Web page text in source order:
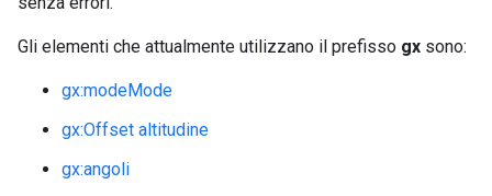
Gli elementi che attualmente utilizzano il prefisso gx sono:
gx:modeMode
gx:Offset altitudine
gx:angoli